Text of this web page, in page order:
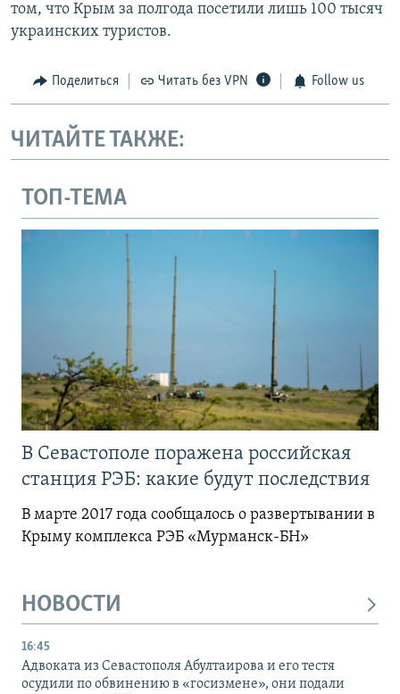
том, что Крым за полгода посетили лишь 100 тысяч
украинских туристов.
Поделиться Читать без VPN Follow us
ЧИТАЙТЕ ТАКЖЕ:
ТОП-ТЕМА
В Севастополе поражена российская
станция РЭБ: какие будут последствия
В марте 2017 года сообщалось о развертывании в
Крыму комплекса РЭБ «Мурманск-БН»
НОВОСТИ
16:45
Адвоката из Севастополя Абултаирова и его тестя
осудили по обвинению в «госизмене», они подали